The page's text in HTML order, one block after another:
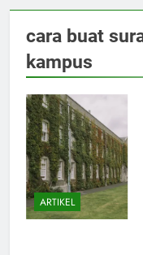
cara buat
kampus
ARTIKEL